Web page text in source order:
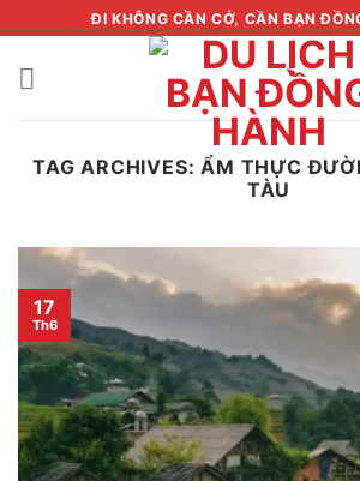
to
content
ĐI KHÔNG CẦN CỚ, CẦN BẠN
TAG ARCHIVES:ẨM THỰC
TÀU
17
Th6